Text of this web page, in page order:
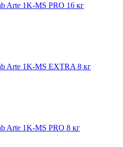
Arte 1K-MS PRO 16 кг
Arte 1K-MS EXTRA 8 кг
Arte 1K-MS PRO 8 кг